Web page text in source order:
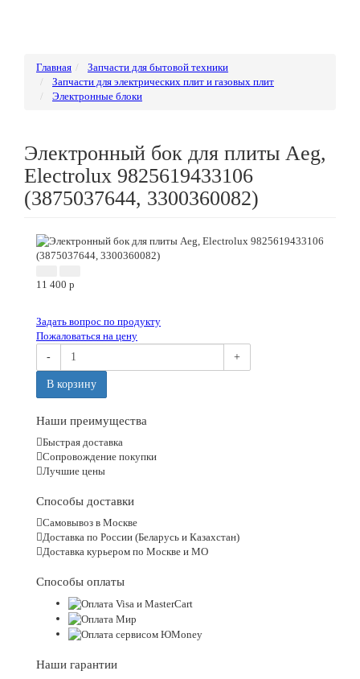
Главная
Запчасти для бытовой техники
Запчасти для электрических плит и газовых плит
Электронные блоки
Электронный бок для плиты Aeg,
Electrolux 9825619433106
(3875037644, 3300360082)
11 400 p
Задать вопрос по продукту
Пожаловаться на цену
-
+
В корзину
Наши преимущества
Быстрая доставка
Сопровождение покупки
Лучшие цены
Способы доставки
Самовывоз в Москве
Доставка по России (Беларусь и Казахстан)
Доставка курьером по Москве и МО
Способы оплаты
Наши гарантии